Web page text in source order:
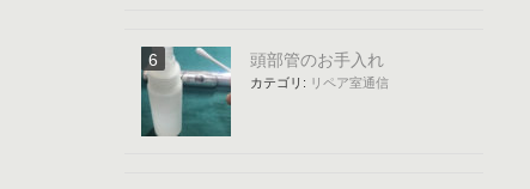
頭部管のお手入れ
カテゴリ: リペア室通信